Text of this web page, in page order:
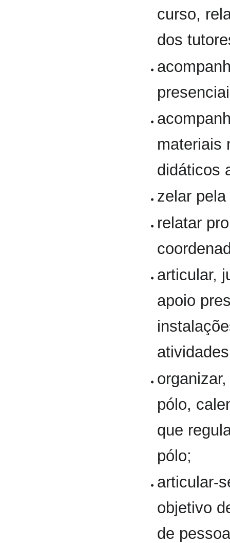
curso,
dos
materiais
didáticos
zelar
relatar
articular,
apoio
pólo,
que
pólo;
articular-
objetivo
de